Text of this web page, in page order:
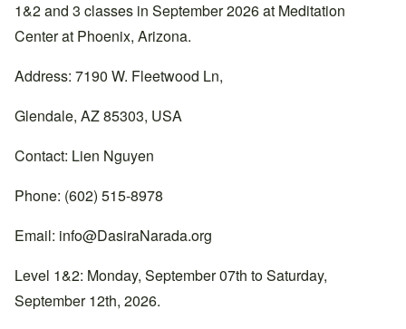
1&2 and 3 classes in September 2026 at Meditation
Center at Phoenix, Arizona.
Address: 7190 W. Fleetwood Ln,
Glendale, AZ 85303, USA
Contact: Lien Nguyen
Phone: (602) 515-8978
Email: info@DasiraNarada.org
Level 1&2: Monday, September 07th to Saturday,
September 12th, 2026.